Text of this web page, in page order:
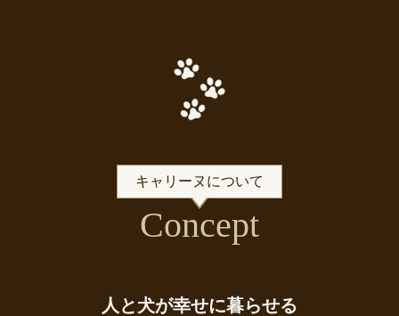
キャリーヌについて
Concept
人と犬が幸せに暮らせる